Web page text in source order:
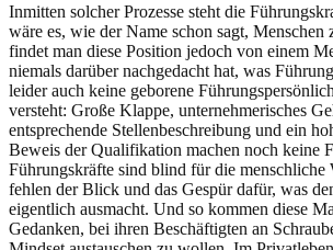
Inmitten solcher Prozesse steht die
wäre es, wie der Name schon sagt,
findet man diese Position jedoch von einem
niemals darüber nachgedacht hat, was
leider auch keine geborene
versteht: Große Klappe, unternehmerisches
entsprechende Stellenbeschreibung und ein
Beweis der Qualifikation machen noch keine
Führungskräfte sind blind für die
fehlen der Blick und das Gespür dafür, was
eigentlich ausmacht. Und so kommen diese
Gedanken, bei ihren Beschäftigten an